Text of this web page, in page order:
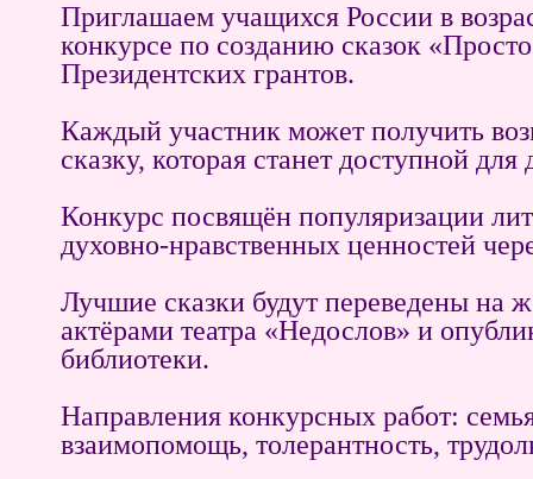
Приглашаем учащихся России в
конкурсе по созданию сказок
Президентских грантов.
Каждый участник может получить
сказку, которая станет доступной
Конкурс посвящён популяризации
духовно-нравственных ценностей
Лучшие сказки будут переведены на
актёрами театра «Недослов» и
библиотеки.
Направления конкурсных работ:
взаимопомощь, толерантность,